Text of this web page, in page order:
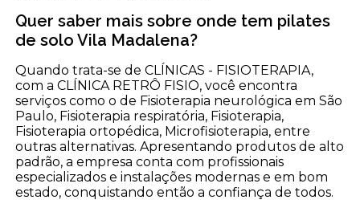
Quer saber mais sobre onde tem pilates
de solo Vila Madalena?
Quando trata-se de CLÍNICAS - FISIOTERAPIA,
com a CLÍNICA RETRÔ FISIO, você encontra
serviços como o de Fisioterapia neurológica em São
Paulo, Fisioterapia respiratória, Fisioterapia,
Fisioterapia ortopédica, Microfisioterapia, entre
outras alternativas. Apresentando produtos de alto
padrão, a empresa conta com profissionais
especializados e instalações modernas e em bom
estado, conquistando então a confiança de todos.